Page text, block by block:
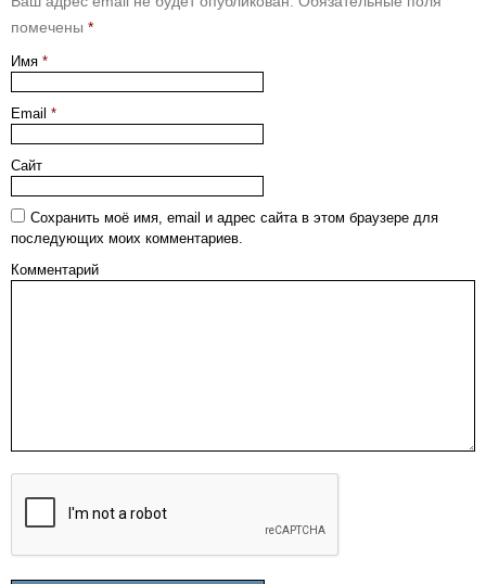
помечены *
Имя *
Email *
Сайт
Сохранить моё имя, email и адрес сайта в этом браузере для
последующих моих комментариев.
Комментарий